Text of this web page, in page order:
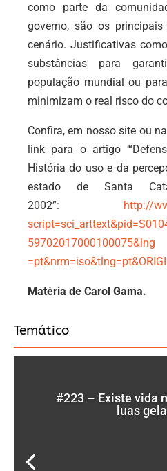
como parte da
governo, são os
cenário. Justificativas
substâncias para
população mundial ou
minimizam o real risco do
Confira, em nosso site ou
link para o artigo
História do uso e da
estado de Santa
2002”:
http://
59702017000100075&lng
Matéria de Carol Gama.
Temático
#223 – Existe vida
luas